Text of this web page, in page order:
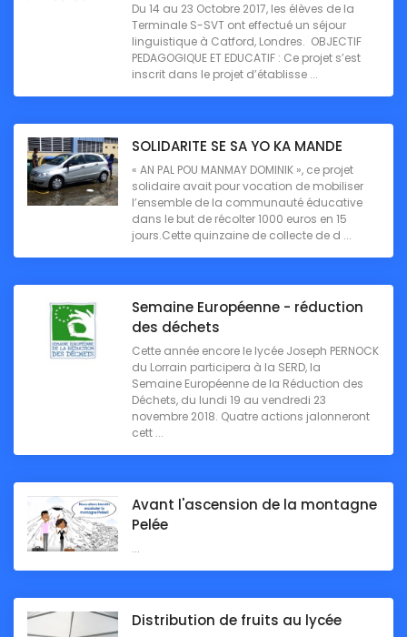
Du 14 au 23 Octobre 2017, les élèves de la
Terminale S-SVT ont effectué un séjour
linguistique à Catford, Londres. OBJECTIF
PEDAGOGIQUE ET EDUCATIF : Ce projet s’est
inscrit dans le projet d’établisse ...
SOLIDARITE SE SA YO KA MANDE
« AN PAL POU MANMAY DOMINIK », ce projet
solidaire avait pour vocation de mobiliser
l’ensemble de la communauté éducative
dans le but de récolter 1000 euros en 15
jours.Cette quinzaine de collecte de d ...
Semaine Européenne - réduction
des déchets
Cette année encore le lycée Joseph PERNOCK
du Lorrain participera à la SERD, la
Semaine Européenne de la Réduction des
Déchets, du lundi 19 au vendredi 23
novembre 2018. Quatre actions jalonneront
cett ...
Avant l'ascension de la montagne
Pelée
...
Distribution de fruits au lycée